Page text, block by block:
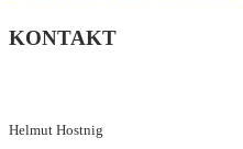
KONTAKT
Helmut Hostnig